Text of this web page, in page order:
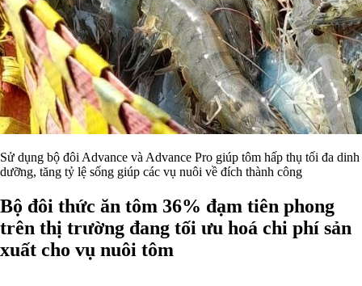
Sử dụng bộ đôi Advance và Advance Pro giúp tôm hấp thụ tối đa dinh
dưỡng, tăng tỷ lệ sống giúp các vụ nuôi về đích thành công
Bộ đôi thức ăn tôm 36% đạm tiên phong
trên thị trường đang tối ưu hoá chi phí sản
xuất cho vụ nuôi tôm